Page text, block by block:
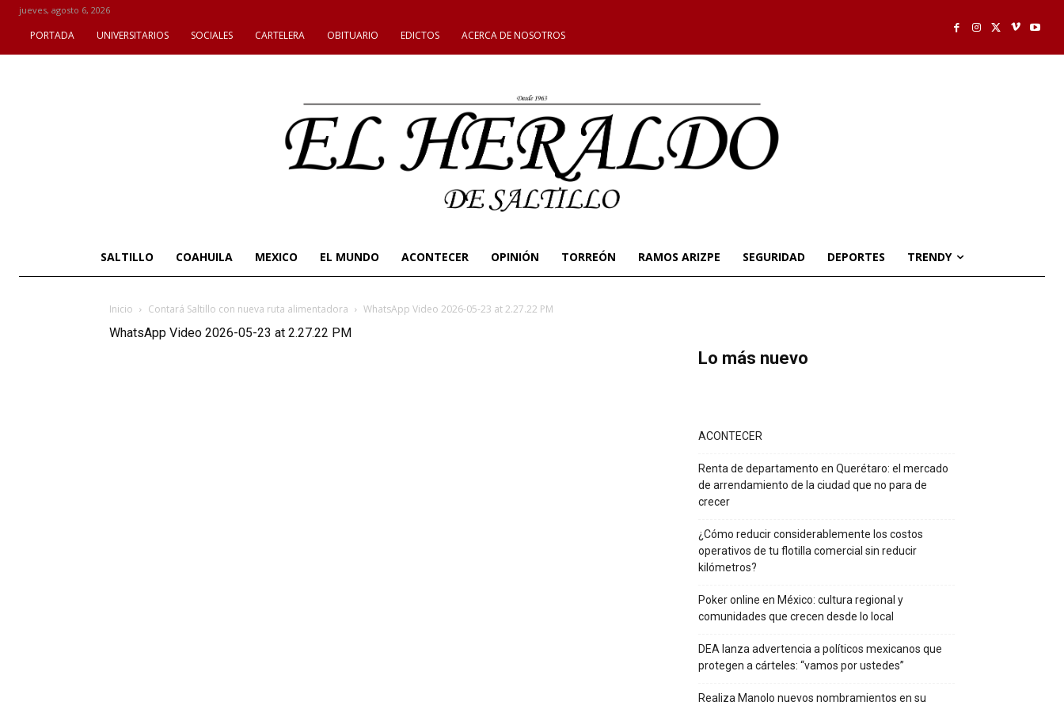
jueves, agosto 6, 2026
PORTADA UNIVERSITARIOS SOCIALES CARTELERA OBITUARIO EDICTOS ACERCA DE NOSOTROS
SALTILLO COAHUILA MEXICO EL MUNDO ACONTECER OPINIÓN TORREÓN RAMOS ARIZPE SEGURIDAD DEPORTES TRENDY
Inicio Contará Saltillo con nueva ruta alimentadora WhatsApp Video 2026-05-23 at 2.27.22 PM
WhatsApp Video 2026-05-23 at 2.27.22 PM
Lo más nuevo
ACONTECER
Renta de departamento en Querétaro: el mercado
de arrendamiento de la ciudad que no para de
crecer
¿Cómo reducir considerablemente los costos
operativos de tu flotilla comercial sin reducir
kilómetros?
Poker online en México: cultura regional y
comunidades que crecen desde lo local
DEA lanza advertencia a políticos mexicanos que
protegen a cárteles: “vamos por ustedes”
Realiza Manolo nuevos nombramientos en su